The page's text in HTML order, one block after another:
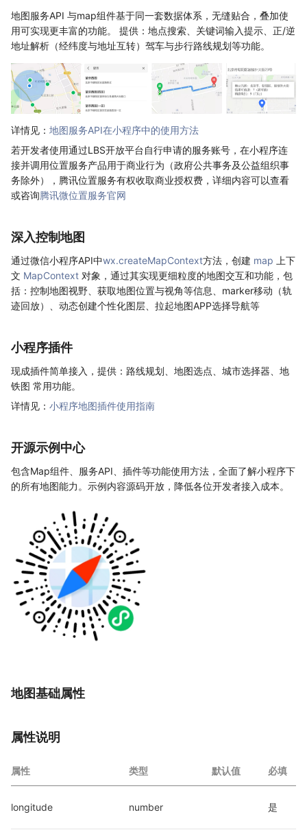
地图服务API 与map组件基于同一套数据体系，无缝贴合，叠加使
用可实现更丰富的功能。 提供：地点搜索、关键词输入提示、正/逆
地址解析（经纬度与地址互转）驾车与步行路线规划等功能。
详情见： 地图服务API在小程序中的使用方法
若开发者使用通过LBS开放平台自行申请的服务账号，在小程序连
接并调用位置服务产品用于商业行为（政府公共事务及公益组织事
务除外），腾讯位置服务有权收取商业授权费，详细内容可以查看
或咨询腾讯微位置服务官网
深入控制地图
通过微信小程序API中wx.createMapContext方法，创建 map 上下
文 MapContext 对象，通过其实现更细粒度的地图交互和功能，包
括：控制地图视野、获取地图位置与视角等信息、marker移动（轨
迹回放）、动态创建个性化图层、拉起地图APP选择导航等
小程序插件
现成插件简单接入，提供：路线规划、地图选点、城市选择器、地
铁图 常用功能。
详情见： 小程序地图插件使用指南
开源示例中心
包含Map组件、服务API、插件等功能使用方法，全面了解小程序下
的所有地图能力。示例内容源码开放，降低各位开发者接入成本。
地图基础属性
属性说明
属性 类型 默认值 必填
longitude number 是